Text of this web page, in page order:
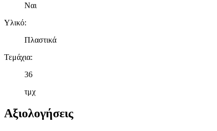
Ναι
Υλικό:
Πλαστικά
Τεμάχια:
36
τμχ
Αξιολογήσεις